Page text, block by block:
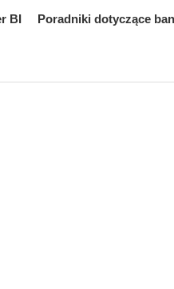
BI Poradniki dotyczące